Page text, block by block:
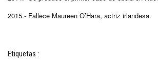
2015.- Fallece Maureen O’Hara, actriz irlandesa.
Etiquetas :